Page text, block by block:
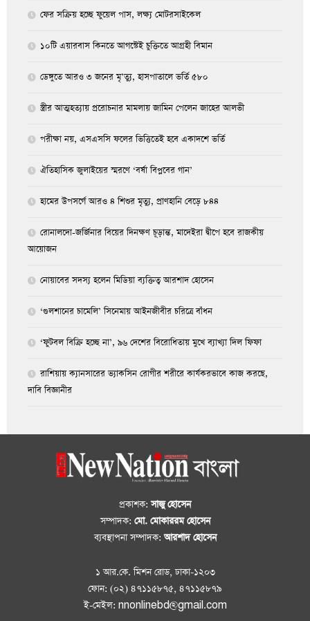
ফের সক্রিয় হচ্ছে ফুয়েল পাস, লক্ষ্য মোটরসাইকেল
১০টি এয়ারবাস কিনতে আগস্টেই চুক্তিতে আগ্রহী বিমান
ডেঙ্গুতে আরও ৩ জনের মৃ’ত্যু, হাসপাতালে ভর্তি ৫৮০
স্ত্রীর আত্মহত্যায় প্ররোচনার মামলায় জামিন পেলেন জাহের আলভী
পরীক্ষা নয়, এসএসসি ফলের ভিত্তিতেই হবে একাদশে ভর্তি
ঐতিহাসিক জুলাইয়ের স্মরণে ‘বর্ষা বিপ্লবের গান’
হামের উপসর্গে আরও ৪ শিশুর মৃত্যু, প্রাণহানি বেড়ে ৮৪৪
রোনালদো-জর্জিনার বিয়ের দিনক্ষণ চূড়ান্ত, মাদেইরা দ্বীপে হবে রাজকীয়
আয়োজন
নোয়াবের সদস্য হলেন মিডিয়া ব্যক্তিত্ব আরশাদ হোসেন
‘গুলশানের চামেলি’ সিনেমায় আইনজীবীর চরিত্রে বাঁধন
‘ফুটবল বিক্রি হচ্ছে না’, ৯৬ দেশের বিরোধিতায় মুখে ব্যাখ্যা দিল ফিফা
রাশিয়ায় ক্যানসারের ভ্যাকসিন রোগীর শরীরে কার্যকরভাবে কাজ করছে,
দাবি বিজ্ঞানীর
প্রকাশক:সাজু হোসেন
সম্পাদক: মো. মোকাররম হোসেন
ব্যবস্থাপনা সম্পাদক:আরশাদ হোসেন
১ আর.কে. মিশন রোড, ঢাকা-১২০৩
ফোন: (০২) ৪৭১১৫৮৭৫, ৪৭১১৫৮৭৯
ই-মেইল: nnonlinebd@gmail.com